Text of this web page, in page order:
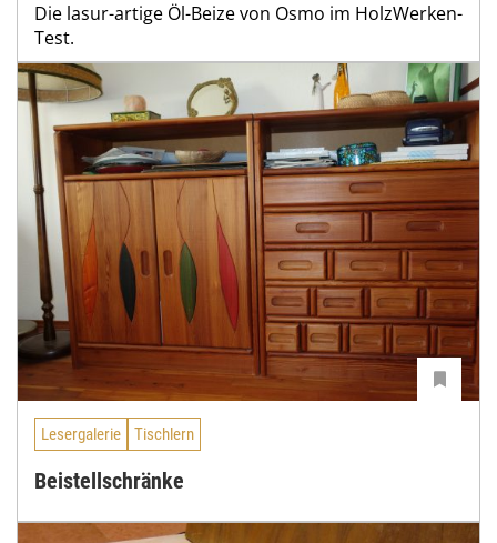
Die lasur-artige Öl-Beize von Osmo im HolzWerken-
Test.
Lesergalerie Tischlern
Beistellschränke